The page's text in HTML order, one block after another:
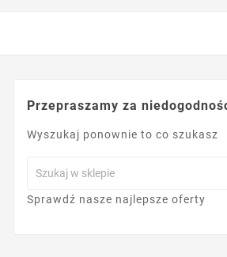
Przepraszamy za
Wyszukaj ponownie to co szukasz
Sprawdź nasze najlepsze oferty